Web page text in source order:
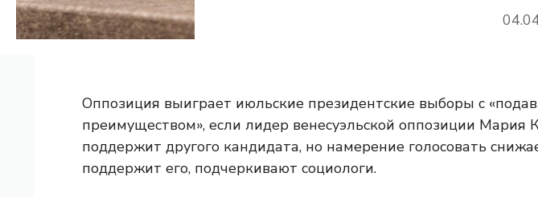
Оппозиция выиграет июльские президентские выборы с
преимуществом», если лидер венесуэльской оппозиции Мария
поддержит другого кандидата, но намерение голосовать
поддержит его, подчеркивают социологи.